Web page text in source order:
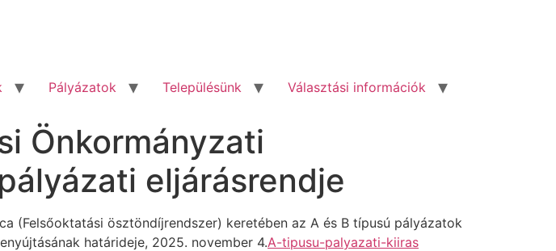
Pályázatok Településünk Választási információk
Önkormányzati
eljárásrendje
(Felsőoktatási ösztöndíjrendszer) keretében az A és B típusú pályázatok
határideje, 2025. november 4.A-tipusu-palyazati-kiiras